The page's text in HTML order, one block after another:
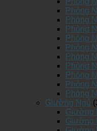
Phòng
Phòng
Phòng
Phòng
Phòng
Phòng
Phòng
Phòng
Phòng
Phòng
Giường Ngủ
Giường
Giường